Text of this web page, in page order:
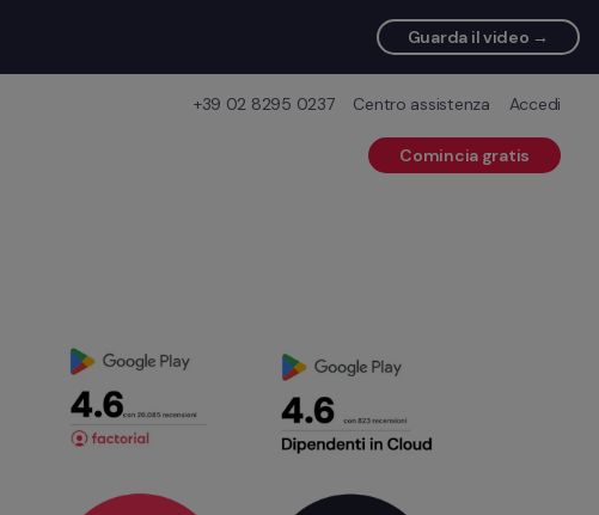
Guarda il video →
+39 02 8295 0237 Centro assistenza Accedi
Comincia gratis